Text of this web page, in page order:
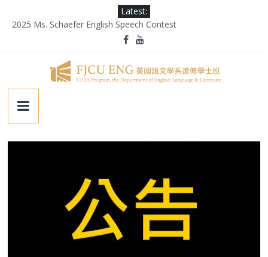
Latest:
2025 Ms. Schaefer English Speech Contest
輔大百年校慶｜進修部英文系系友回娘家暨陳麗秀老師退休茶會
為受災民眾祈禱，願平安恢復
徵業務助理(需具備口譯能力)
輔
仁